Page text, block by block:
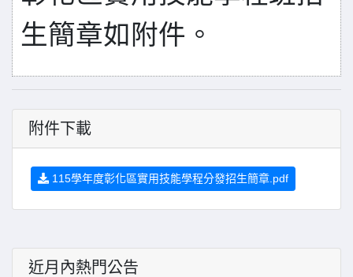
生簡章如附件。
附件下載
115學年度彰化區實用技能學程分發招生簡章.pdf
近月內熱門公告